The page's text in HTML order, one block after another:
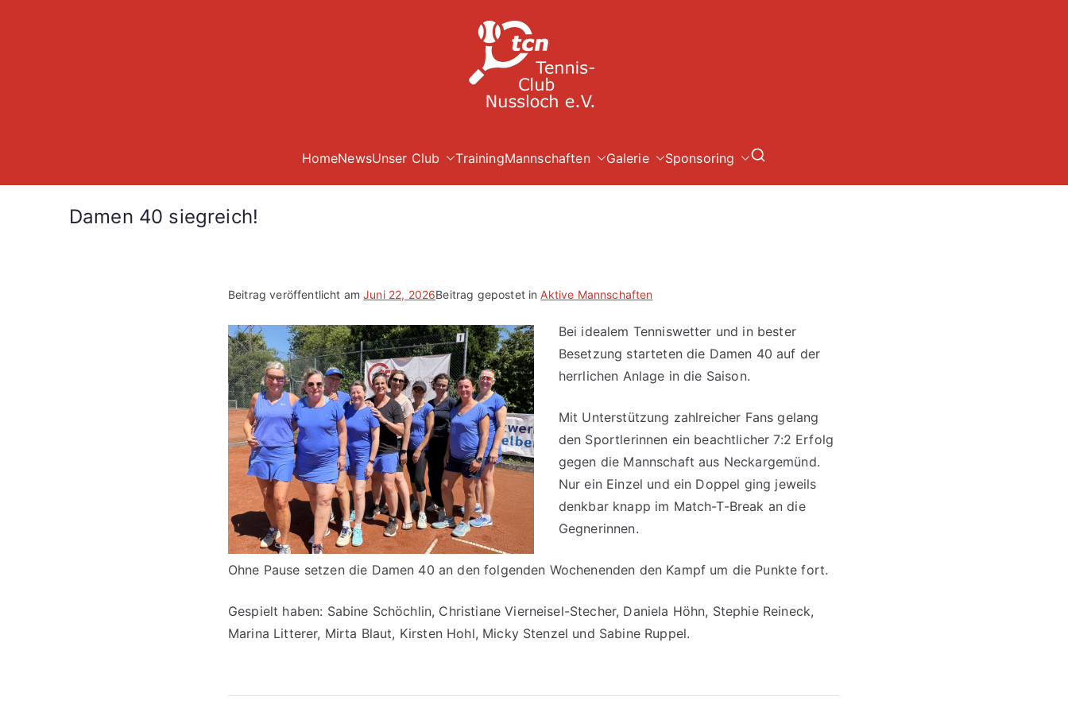
HomeNewsUnser Club TrainingMannschaften Galerie Sponsoring
Damen 40 siegreich!
Beitrag veröffentlicht amJuni 22, 2026Beitrag gepostet inAktive Mannschaften
Bei idealem Tenniswetter und in bester
Besetzung starteten die Damen 40 auf der
herrlichen Anlage in die Saison.
Mit Unterstützung zahlreicher Fans gelang
den Sportlerinnen ein beachtlicher 7:2 Erfolg
gegen die Mannschaft aus Neckargemünd.
Nur ein Einzel und ein Doppel ging jeweils
denkbar knapp im Match-T-Break an die
Gegnerinnen.
Ohne Pause setzen die Damen 40 an den folgenden Wochenenden den Kampf um die Punkte fort.
Gespielt haben: Sabine Schöchlin, Christiane Vierneisel-Stecher, Daniela Höhn, Stephie Reineck,
Marina Litterer, Mirta Blaut, Kirsten Hohl, Micky Stenzel und Sabine Ruppel.